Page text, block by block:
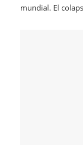
mundial. El